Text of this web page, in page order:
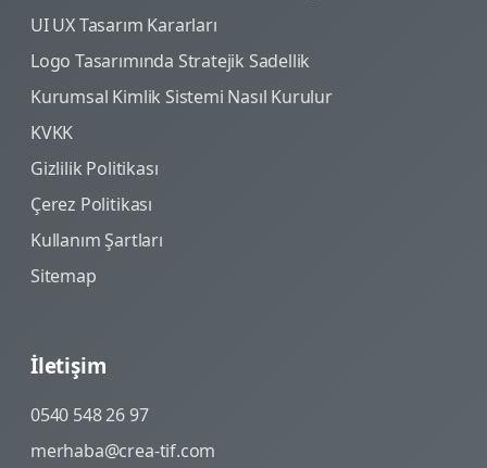
UI UX Tasarım Kararları
Logo Tasarımında Stratejik Sadellik
Kurumsal Kimlik Sistemi Nasıl Kurulur
KVKK
Gizlilik Politikası
Çerez Politikası
Kullanım Şartları
Sitemap
İletişim
0540 548 26 97
merhaba@crea-tif.com